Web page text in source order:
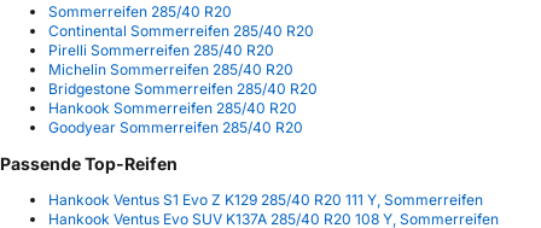
Sommerreifen 285/40 R20
Continental Sommerreifen 285/40 R20
Pirelli Sommerreifen 285/40 R20
Michelin Sommerreifen 285/40 R20
Bridgestone Sommerreifen 285/40 R20
Hankook Sommerreifen 285/40 R20
Goodyear Sommerreifen 285/40 R20
Passende Top-Reifen
Hankook Ventus S1 Evo Z K129 285/40 R20 111 Y, Sommerreifen
Hankook Ventus Evo SUV K137A 285/40 R20 108 Y, Sommerreifen